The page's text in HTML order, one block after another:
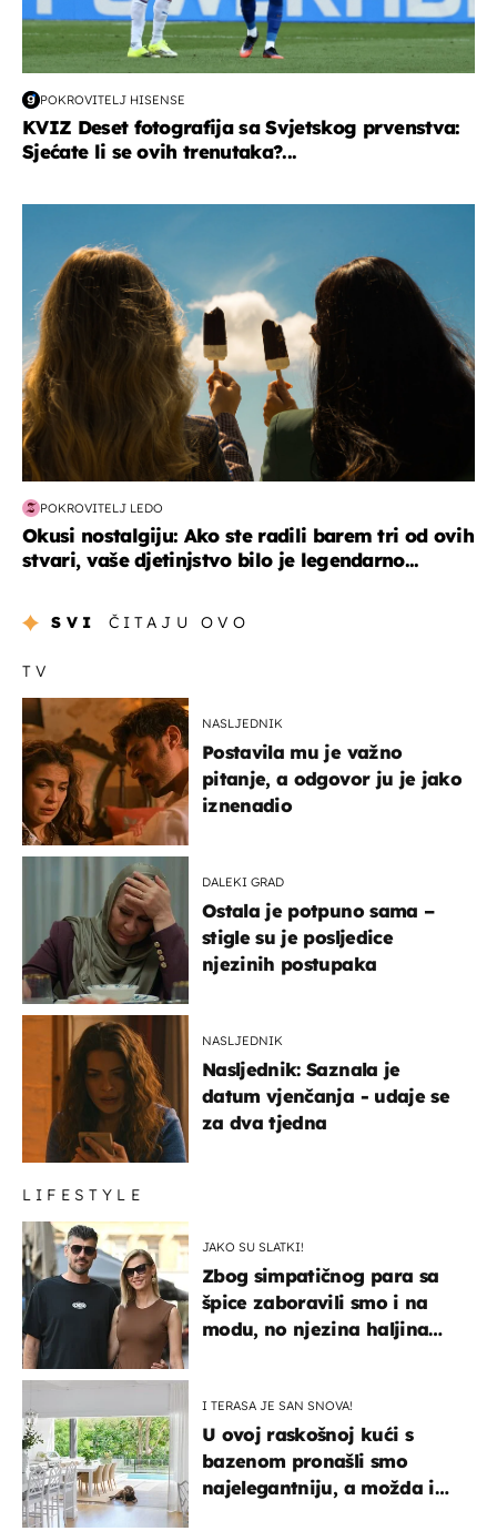
POKROVITELJ HISENSE
KVIZ Deset fotografija sa Svjetskog prvenstva:
Sjećate li se ovih trenutaka?...
POKROVITELJ LEDO
Okusi nostalgiju: Ako ste radili barem tri od ovih
stvari, vaše djetinjstvo bilo je legendarno...
SVI ČITAJU OVO
TV
NASLJEDNIK
Postavila mu je važno
pitanje, a odgovor ju je jako
iznenadio
DALEKI GRAD
Ostala je potpuno sama –
stigle su je posljedice
njezinih postupaka
NASLJEDNIK
Nasljednik: Saznala je
datum vjenčanja - udaje se
za dva tjedna
LIFESTYLE
JAKO SU SLATKI!
Zbog simpatičnog para sa
špice zaboravili smo i na
modu, no njezina haljina
I TERASA JE SAN SNOVA!
U ovoj raskošnoj kući s
bazenom pronašli smo
najelegantniju, a možda i